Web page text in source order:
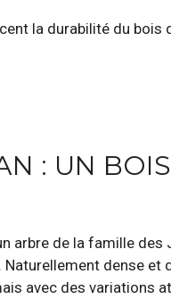
la durabilité du bois
: UN
arbre de la famille
dense et
avec des variations